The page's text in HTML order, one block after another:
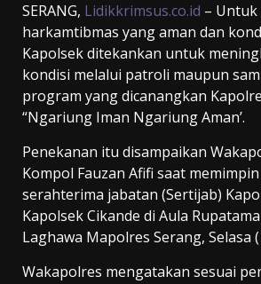
SERANG, Lidikkrimsus.co.id – Untuk
harkamtibmas yang aman dan
Kapolsek ditekankan untuk
kondisi melalui patroli maupun
program yang dicanangkan
“Ngariung Iman Ngariung Aman’.
Penekanan itu disampaikan
Kompol Fauzan Afifi saat
serahterima jabatan (Sertijab)
Kapolsek Cikande di Aula
Laghawa Mapolres Serang, Selasa
Wakapolres mengatakan sesuai